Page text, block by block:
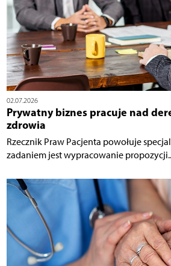
02.07.2026
Prywatny biznes pracuje nad
zdrowia
Rzecznik Praw Pacjenta powołuje
zadaniem jest wypracowanie